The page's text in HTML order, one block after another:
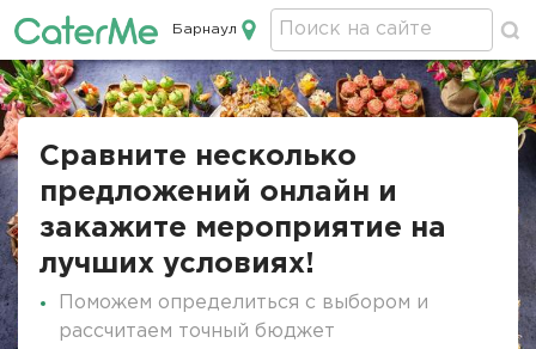
Кейтеринг в Барнауле
Барнаул
Строка
Сравните несколько
предложений онлайн и
закажите мероприятие на
лучших условиях!
Поможем определиться с выбором и
рассчитаем точный бюджет